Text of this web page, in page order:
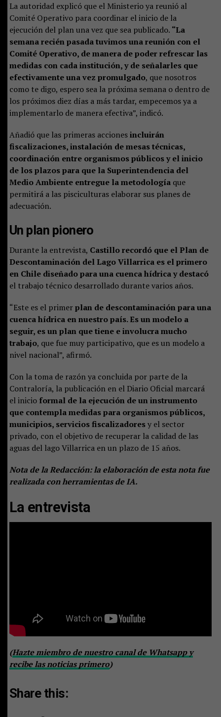
La autoridad explicó que el Ministerio ya reunió al
Comité Operativo para coordinar el inicio de la
ejecución del plan una vez que sea publicado. “La
semana recién pasada tuvimos una reunión con el
Comité Operativo, de manera de poder refrescar las
medidas con cada institución, y de señalarles que
efectivamente una vez promulgado, que nosotros
como te digo, espero sea la próxima semana o dentro de
los próximos diez días a más tardar, empecemos ya a
implementarlo de manera efectiva”, indicó.
Añadió que las primeras accionesincluirán
fiscalizaciones, instalación de mesas técnicas,
coordinación entre organismos públicos y el inicio
de los plazos para que la Superintendencia del
Medio Ambiente entregue la metodología que
permitirá a las pisciculturas elaborar sus planes de
adecuación.
Un plan pionero
Durante la entrevista, Castillo recordó que el Plan de
Descontaminación del Lago Villarrica es el primero
en Chile diseñado para una cuenca hídrica y destacó
el trabajo técnico desarrollado durante varios años.
“Este es el primerplan de descontaminación para una
cuenca hídrica en nuestro país. Es un modelo a
seguir, es un plan que tiene e involucra mucho
trabajo, que fue muy participativo, que es un modelo a
nivel nacional”, afirmó.
Con la toma de razón ya concluida por parte de la
Contraloría, la publicación en el Diario Oficial marcará
el inicio formal de la ejecución de un instrumento
que contempla medidas para organismos públicos,
municipios, servicios fiscalizadoresy el sector
privado, con el objetivo de recuperar la calidad de las
aguas del lago Villarrica en un plazo de 15 años.
Nota de la Redacción: la elaboración de esta nota fue
realizada con herramientas de IA.
La entrevista
(Hazte miembro de nuestro canal de Whatsapp y
recibe las noticias primero)
Share this: